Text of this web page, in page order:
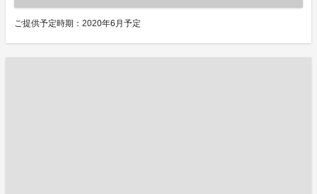
ご提供予定時期：2020年6月予定